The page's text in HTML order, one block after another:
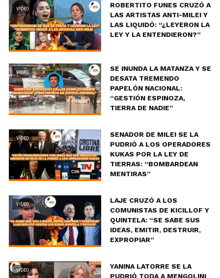
VIDEO
ROBERTITO FUNES CRUZÓ A
LAS ARTISTAS ANTI-MILEI Y
LAS LIQUIDÓ: “¿LEYERON LA
LEY Y LA ENTENDIERON?”
VIDEO
SE INUNDA LA MATANZA Y SE
DESATA TREMENDO
PAPELÓN NACIONAL:
“GESTIÓN ESPINOZA,
TIERRA DE NADIE”
VIDEO
SENADOR DE MILEI SE LA
PUDRIÓ A LOS OPERADORES
KUKAS POR LA LEY DE
TIERRAS: “BOMBARDEAN
MENTIRAS”
VIDEO
LAJE CRUZÓ A LOS
COMUNISTAS DE KICILLOF Y
QUINTELA: “SE SABE SUS
IDEAS, EMITIR, DESTRUIR,
EXPROPIAR”
VIDEO
YANINA LATORRE SE LA
PUDRIÓ TODA A MENGOLINI